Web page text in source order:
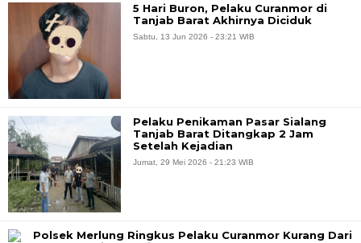
5 Hari Buron, Pelaku Curanmor di
Tanjab Barat Akhirnya Diciduk
Sabtu, 13 Jun 2026 - 23:21 WIB
Pelaku Penikaman Pasar Sialang
Tanjab Barat Ditangkap 2 Jam
Setelah Kejadian
Jumat, 29 Mei 2026 - 21:23 WIB
Polsek Merlung Ringkus Pelaku Curanmor Kurang Dari